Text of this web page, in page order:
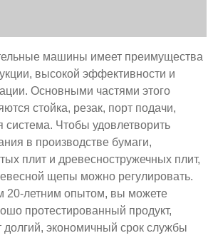
машины имеет преимущества
высокой эффективности и
Основными частями этого
стойка, резак, порт подачи,
система. Чтобы удовлетворить
в производстве бумаги,
плит и древесностружечных плит,
щепы можно регулировать.
20-летним опытом, вы можете
протестированный продукт,
долгий, экономичный срок службы